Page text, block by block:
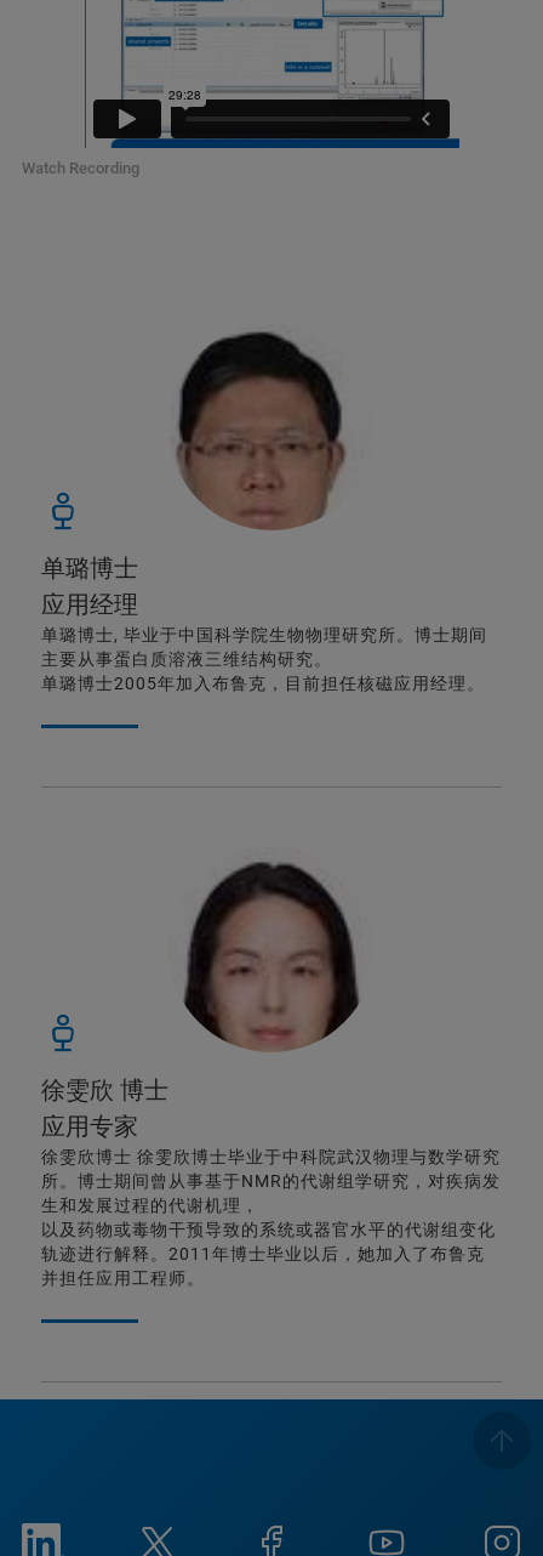
Watch Recording
单璐博士
应用经理
单璐博士, 毕业于中国科学院生物物理研究所。博士期间
主要从事蛋白质溶液三维结构研究。
单璐博士2005年加入布鲁克，目前担任核磁应用经理。
徐雯欣 博士
应用专家
徐雯欣博士 徐雯欣博士毕业于中科院武汉物理与数学研究
所。博士期间曾从事基于NMR的代谢组学研究，对疾病发
生和发展过程的代谢机理，
以及药物或毒物干预导致的系统或器官水平的代谢组变化
轨迹进行解释。2011年博士毕业以后，她加入了布鲁克
并担任应用工程师。